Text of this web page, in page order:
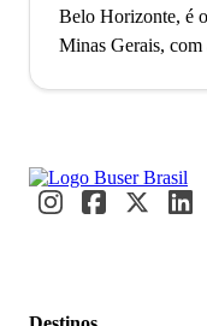
Belo Horizonte, é
Minas Gerais,
Inclusive, seu
primeiros